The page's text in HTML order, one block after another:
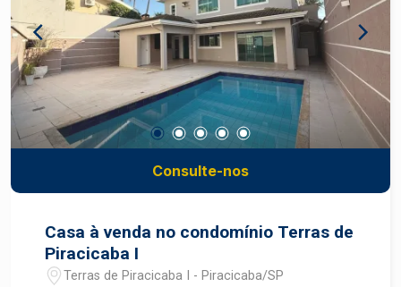
Consulte-nos
Casa à venda no condomínio Terras de
Piracicaba I
Terras de Piracicaba I - Piracicaba/SP